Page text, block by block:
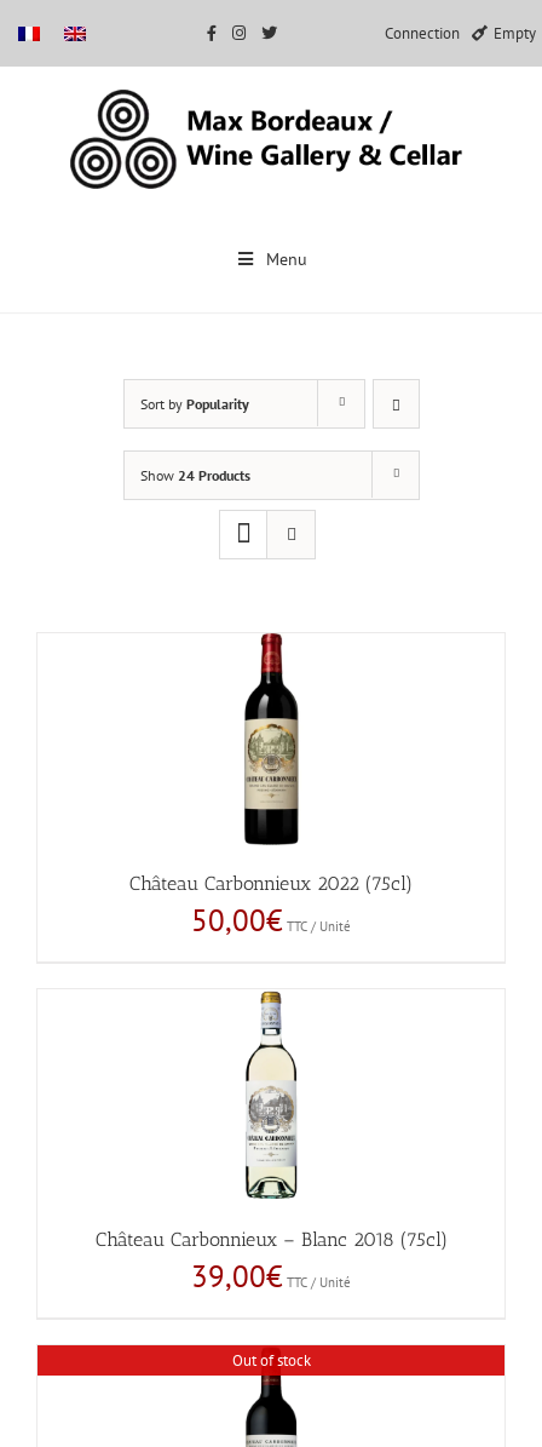
Connection Empty
Menu
Sort by Popularity
Show 24 Products
Château Carbonnieux 2022 (75cl)
50,00€ TTC / Unité
Château Carbonnieux – Blanc 2018 (75cl)
39,00€ TTC / Unité
Out of stock